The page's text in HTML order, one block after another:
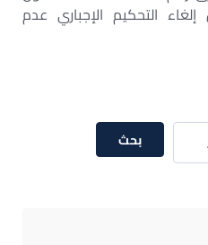
2020 +قانون إلغاء التحكيم الإجباري عدم
بحث